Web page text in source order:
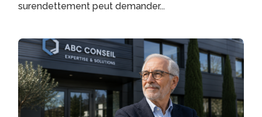
surendettement peut demander...